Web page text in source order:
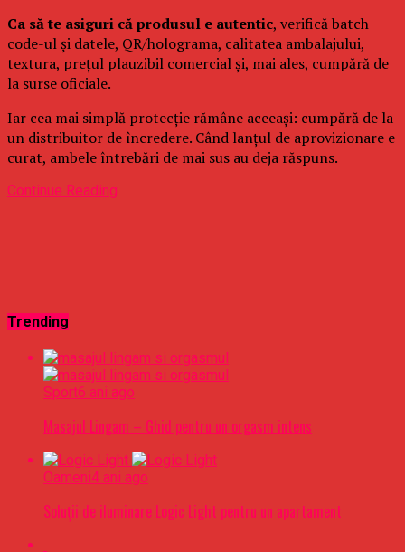
Ca să te asiguri că produsul e autentic, verifică batch
code-ul și datele, QR/holograma, calitatea ambalajului,
textura, prețul plauzibil comercial și, mai ales, cumpără de
la surse oficiale.
Iar cea mai simplă protecție rămâne aceeași: cumpără de la
un distribuitor de încredere. Când lanțul de aprovizionare e
curat, ambele întrebări de mai sus au deja răspuns.
Continue Reading
Trending
Sport6 ani ago
Masajul Lingam – Ghid pentru un orgasm intens
Oameni4 ani ago
Soluții de iluminare Logic Light pentru un apartament